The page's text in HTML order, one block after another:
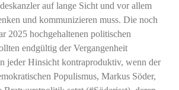
auf lange Sicht und vor allem
und kommunizieren muss. Die noch
2025 hochgehaltenen politischen
endgültig der Vergangenheit
jeder Hinsicht kontraproduktiv, wenn der
Populismus, Markus Söder,